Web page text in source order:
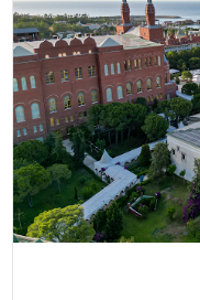
TEKNOLOJI
YAŞAM